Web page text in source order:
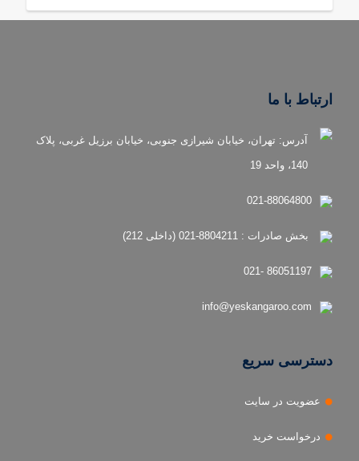
ارتباط با ما
آدرس: تهران، خیابان شیرازی جنوبی، خیابان برزیل غربی، پلاک
140، واحد 19
021-88064800
بخش صادرات : 8804211-021 (داخلی 212)
86051197 -021
info@yeskangaroo.com
دسترسی سریع
عضویت در سایت
درخواست خرید